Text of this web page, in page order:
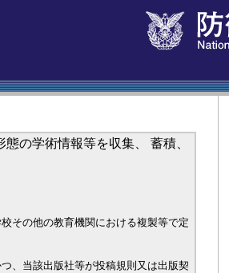
の学術情報等を収集、 蓄積、
その他の教育機関における複製等で定
、当該出版社等が投稿規則又は出版契